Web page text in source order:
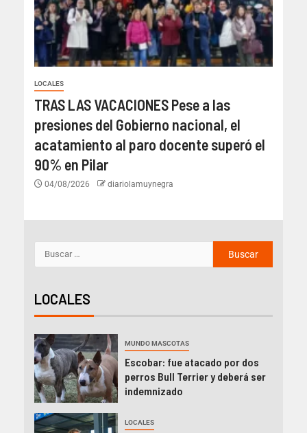
LOCALES
TRAS LAS VACACIONES Pese a las
presiones del Gobierno nacional, el
acatamiento al paro docente superó el
90% en Pilar
04/08/2026 diariolamuynegra
LOCALES
MUNDO MASCOTAS
Escobar: fue atacado por dos
perros Bull Terrier y deberá ser
indemnizado
LOCALES